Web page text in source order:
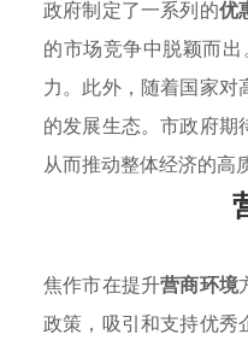
政府制定了一系列的优
的市场竞争中脱颖而
力。此外，随着国家
的发展生态。市政府
从而推动整体经济的高
焦作市在提升营商环境
政策，吸引和支持优秀